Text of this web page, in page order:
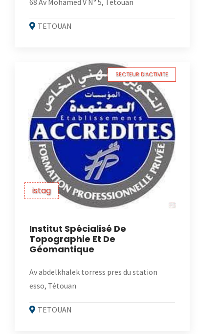
68 Av Mohamed V N° 5, Tétouan
TETOUAN
istag
SECTEUR D'ACTIVITE
Institut Spécialisé De
Topographie Et De
Géomantique
Av abdelkhalek torress pres du station
esso, Tétouan
TETOUAN